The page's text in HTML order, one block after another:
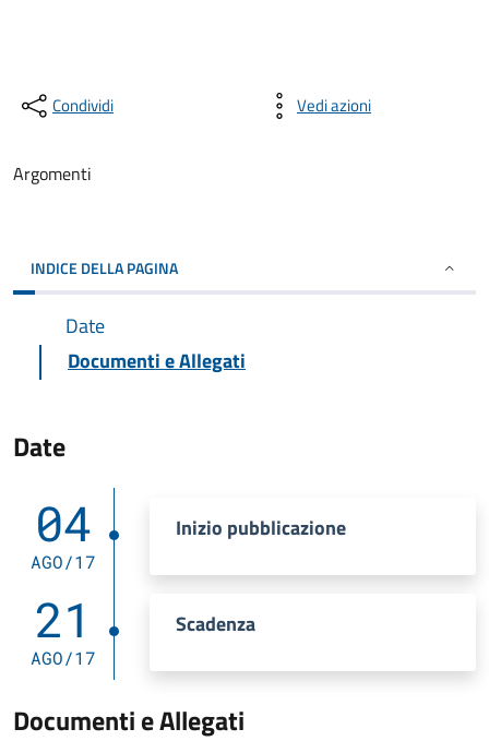
Condividi Vedi azioni
Argomenti
INDICE DELLA PAGINA
Date
Documenti e Allegati
Date
04
AGO/17
Inizio pubblicazione
21
AGO/17
Scadenza
Documenti e Allegati